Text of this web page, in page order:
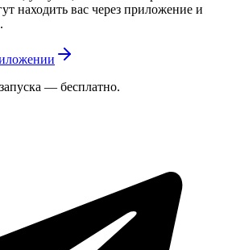
находить вас через приложение и
— бесплатно.